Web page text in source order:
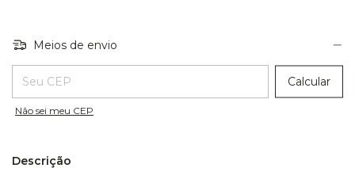
Meios de envio
Entregas para o CEP:
Calcular
Não sei meu CEP
Descrição